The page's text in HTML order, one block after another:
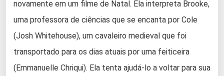
novamente em um filme de Natal. Ela interpreta Brooke,
uma professora de ciências que se encanta por Cole
(Josh Whitehouse), um cavaleiro medieval que foi
transportado para os dias atuais por uma feiticeira
(Emmanuelle Chriqui). Ela tenta ajudá-lo a voltar para sua